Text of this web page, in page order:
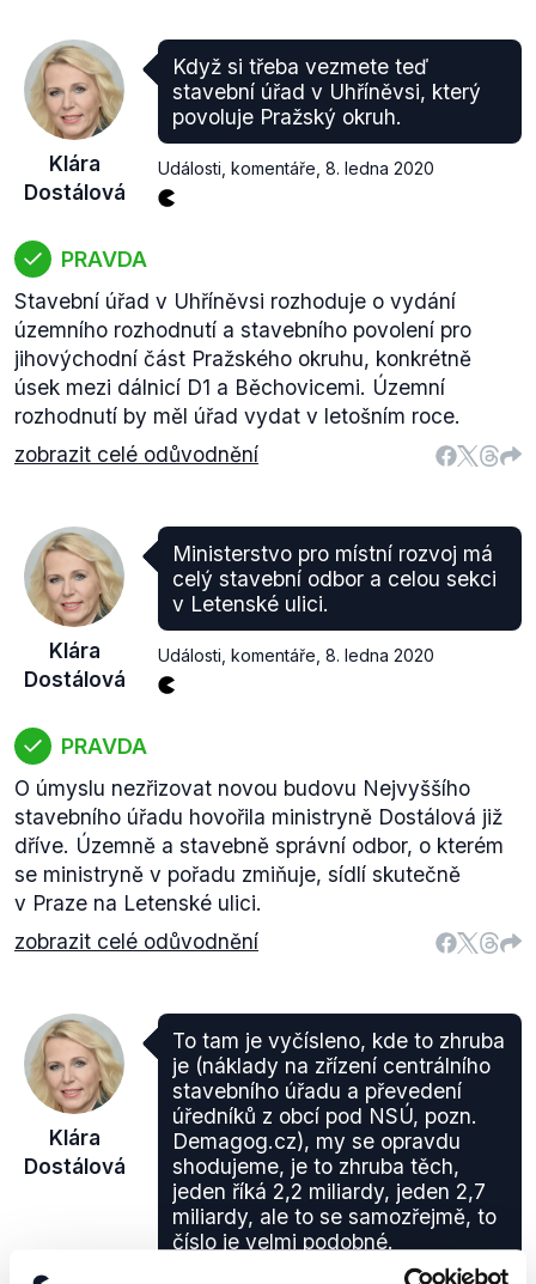
Klára
Dostálová
Když si třeba vezmete teď
stavební úřad v Uhříněvsi, který
povoluje Pražský okruh.
Události, komentáře 8. ledna 2020
PRAVDA
Stavební úřad v Uhříněvsi rozhoduje o vydání
územního rozhodnutí a stavebního povolení pro
jihovýchodní část Pražského okruhu, konkrétně
úsek mezi dálnicí D1 a Běchovicemi. Územní
rozhodnutí by měl úřad vydat v letošním roce.
zobrazit celé odůvodnění
Klára
Dostálová
Ministerstvo pro místní rozvoj má
celý stavební odbor a celou sekci
v Letenské ulici.
Události, komentáře 8. ledna 2020
PRAVDA
O úmyslu nezřizovat novou budovu Nejvyššího
stavebního úřadu hovořila ministryně Dostálová již
dříve. Územně a stavebně správní odbor, o kterém
se ministryně v pořadu zmiňuje, sídlí skutečně
v Praze na Letenské ulici.
zobrazit celé odůvodnění
Klára
Dostálová
To tam je vyčísleno, kde to zhruba
je (náklady na zřízení centrálního
stavebního úřadu a převedení
úředníků z obcí pod NSÚ, pozn.
Demagog.cz), my se opravdu
shodujeme, je to zhruba těch,
jeden říká 2,2 miliardy, jeden 2,7
miliardy, ale to se samozřejmě, to
číslo je velmi podobné.